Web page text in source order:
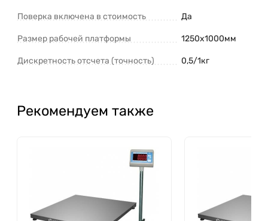
Поверка включена в стоимость Да
Размер рабочей платформы 1250х1000мм
Дискретность отсчета (точность) 0,5/1кг
Рекомендуем также